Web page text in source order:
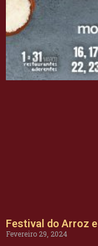
Festival do Arroz
Fevereiro 29, 2024